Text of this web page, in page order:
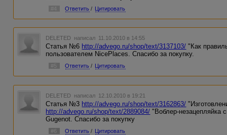
#4 Ответить / Цитировать
DELETED написал 11.10.2010 в 14:55
Статья №6 http://advego.ru/shop/text/3137103/ "Как
пользователем NicePlaces. Спасибо за покупку.
#5 Ответить / Цитировать
DELETED написал 12.10.2010 в 19:21
Статья №3 http://advego.ru/shop/text/3162863/
http://advego.ru/shop/text/2889084/ "Воблер-незацепляйка
Gugenot. Спасибо за покупку
#6 Ответить / Цитировать